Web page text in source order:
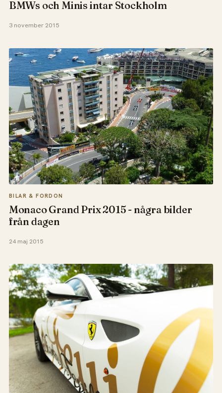
BMWs och Minis intar Stockholm
3 november 2015
BILAR & FORDON
Monaco Grand Prix 2015 - några bilder
från dagen
24 maj 2015